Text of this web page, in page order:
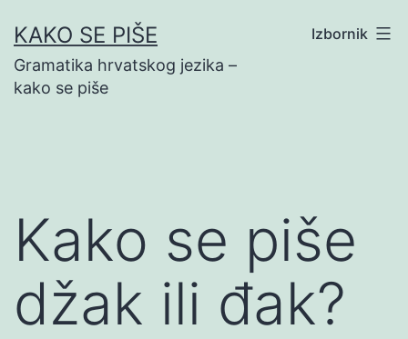
na
sadržaj
KAKO SE PIŠE
Gramatika hrvatskog jezika –
kako se piše
Izbornik
Kako se piše
džak ili đak?